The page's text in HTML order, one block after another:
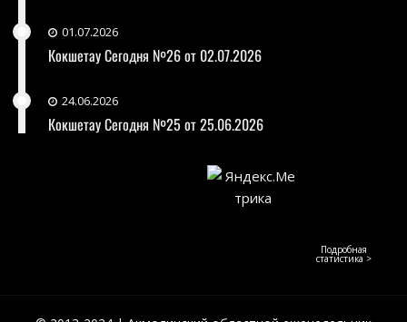
01.07.2026
Кокшетау Сегодня №26 от 02.07.2026
24.06.2026
Кокшетау Сегодня №25 от 25.06.2026
Подробная
статистика >